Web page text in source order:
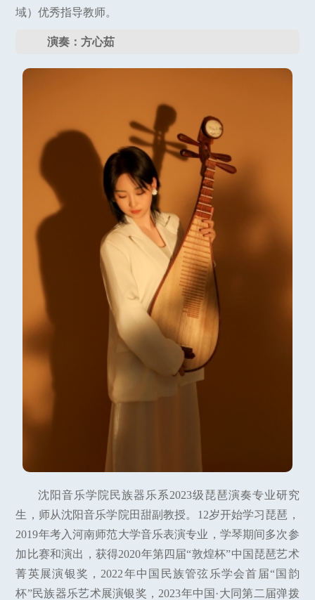
域）优秀指导教师。
演奏：方心茹
沈阳音乐学院民族器乐系2023级琵琶演奏专业研究
生，师从沈阳音乐学院田甜副教授。12岁开始学习琵琶，
2019年考入河南师范大学音乐表演专业，学琴期间多次参
加比赛和演出，获得2020年第四届“敦煌杯”中国琵琶艺术
菁英展演银奖，2022年中国民族管弦乐学会首届“国韵
杯”民族器乐艺术展演银奖，2023年中国·大同第二届弹拨